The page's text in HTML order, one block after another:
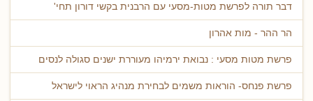
דבר תורה לפרשת מטות-מסעי עם הרבנית בקשי דורון תחי'
הר ההר - מות אהרון
פרשת מטות מסעי : נבואת ירמיהו מעוררת ישנים סגולה לנסים
פרשת פנחס- הוראות משמים לבחירת מנהיג הראוי לישראל